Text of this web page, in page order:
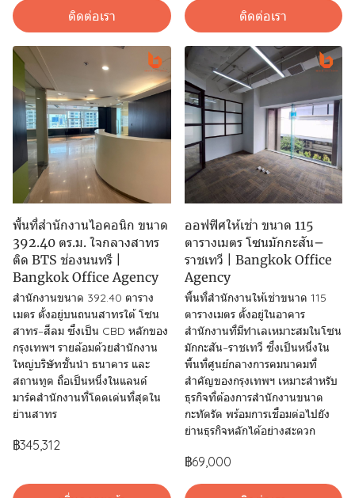
ติดต่อเรา ติดต่อเรา
พื้นที่สำนักงานไอคอนิก ขนาด
392.40 ตร.ม. ใจกลางสาทร
ติด BTS ช่องนนทรี |
Bangkok Office Agency
สำนักงานขนาด 392.40 ตาราง
เมตร ตั้งอยู่บนถนนสาทรใต้ โซน
สาทร–สีลม ซึ่งเป็น CBD หลักของ
กรุงเทพฯ รายล้อมด้วยสำนักงาน
ใหญ่บริษัทชั้นนำ ธนาคาร และ
สถานทูต ถือเป็นหนึ่งในแลนด์
มาร์คสำนักงานที่โดดเด่นที่สุดใน
ย่านสาทร
฿345,312
ออฟฟิศให้เช่า ขนาด 115
ตารางเมตร โซนมักกะสัน–
ราชเทวี | Bangkok Office
Agency
พื้นที่สำนักงานให้เช่าขนาด 115
ตารางเมตร ตั้งอยู่ในอาคาร
สำนักงานที่มีทำเลเหมาะสมในโซน
มักกะสัน–ราชเทวี ซึ่งเป็นหนึ่งใน
พื้นที่ศูนย์กลางการคมนาคมที่
สำคัญของกรุงเทพฯ เหมาะสำหรับ
ธุรกิจที่ต้องการสำนักงานขนาด
กะทัดรัด พร้อมการเชื่อมต่อไปยัง
ย่านธุรกิจหลักได้อย่างสะดวก
฿69,000